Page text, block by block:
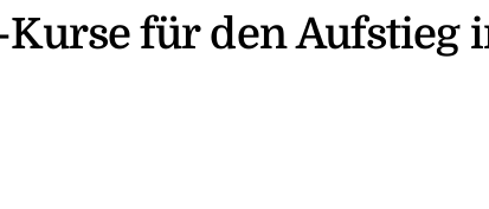
Kurse für den Aufstieg